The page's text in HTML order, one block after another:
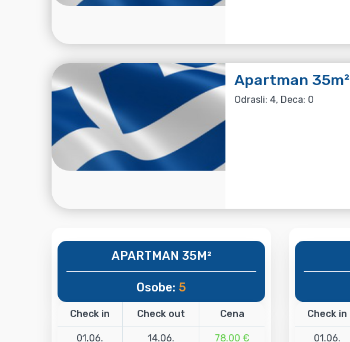
Apartman 35m²
Odrasli: 4, Deca: 0
APARTMAN 35M²
Osobe: 5
Check in Check out Cena
01.06. 14.06. 78.00 €
Check in
01.06.